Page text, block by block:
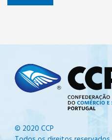
© 2020 CCP